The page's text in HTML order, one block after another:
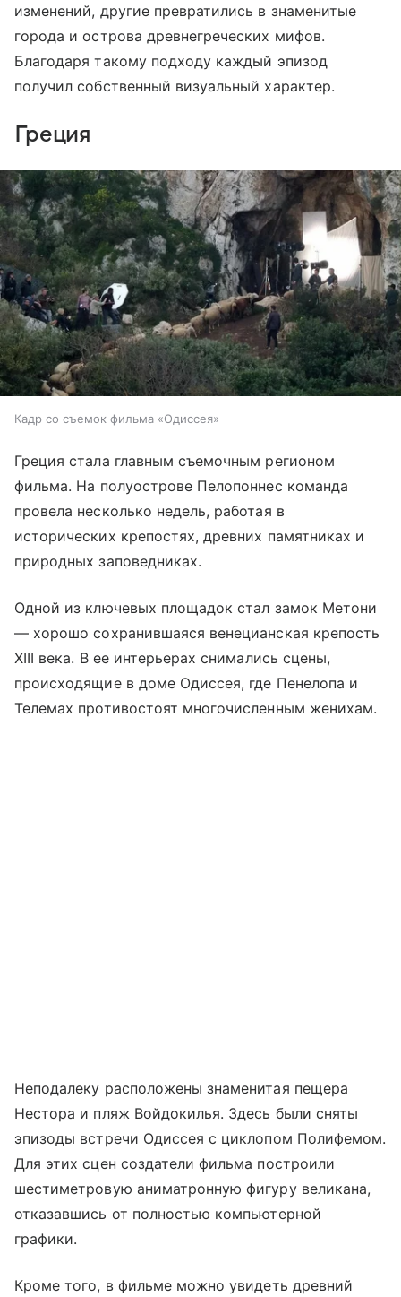
изменений, другие превратились в знаменитые
города и острова древнегреческих мифов.
Благодаря такому подходу каждый эпизод
получил собственный визуальный характер.
Греция
Кадр со съемок фильма «Одиссея»
Греция стала главным съемочным регионом
фильма. На полуострове Пелопоннес команда
провела несколько недель, работая в
исторических крепостях, древних памятниках и
природных заповедниках.
Одной из ключевых площадок стал замок Метони
— хорошо сохранившаяся венецианская крепость
XIII века. В ее интерьерах снимались сцены,
происходящие в доме Одиссея, где Пенелопа и
Телемах противостоят многочисленным женихам.
Неподалеку расположены знаменитая пещера
Нестора и пляж Войдокилья. Здесь были сняты
эпизоды встречи Одиссея с циклопом Полифемом.
Для этих сцен создатели фильма построили
шестиметровую аниматронную фигуру великана,
отказавшись от полностью компьютерной
графики.
Кроме того, в фильме можно увидеть древний